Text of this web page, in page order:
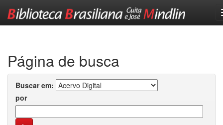
Página de busca
Buscar em:
por